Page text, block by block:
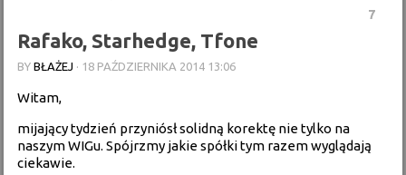
7
Rafako, Starhedge, Tfone
BYBŁAŻEJ · 18 PAŹDZIERNIKA 2014 13:06
Witam,
mijający tydzień przyniósł solidną korektę nie tylko na
naszym WIGu. Spójrzmy jakie spółki tym razem wyglądają
ciekawie.